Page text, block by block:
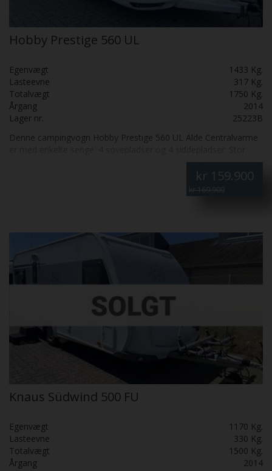
Hobby Prestige 560 UL
Egenvægt
1433 Kg.
Lasteevne
317 Kg.
Totalvægt
1750 Kg.
Årgang
2014
Lager nr.
25223B
Denne campingvogn Hobby Prestige 560 UL Alde Centralvarme
Rundsiddegruppe, Flot køkken med høj køleskab, Enkelte senge
med udtræk, flot badeværelse, Alde centralvarme, Gulvvarme,
Aircondition, Truma mover og Penta fortelt Fantastisk flot: Skal
kr 159.900
kr 169.900
Knaus Südwind 500 FU
Egenvægt
1170 Kg.
Lasteevne
330 Kg.
Totalvægt
1500 Kg.
Årgang
2014